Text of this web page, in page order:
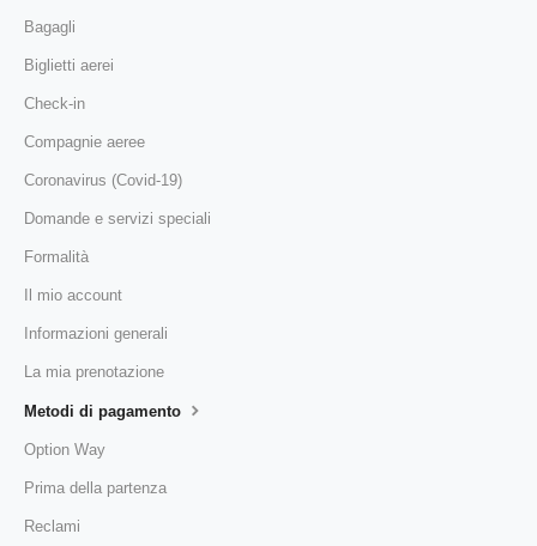
Bagagli
Biglietti aerei
Check-in
Compagnie aeree
Coronavirus (Covid-19)
Domande e servizi speciali
Formalità
Il mio account
Informazioni generali
La mia prenotazione
Metodi di pagamento
Option Way
Prima della partenza
Reclami